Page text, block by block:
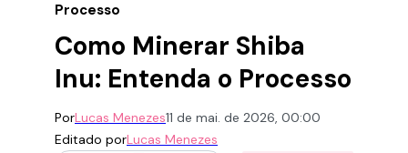
Processo
Como Minerar Shiba
Inu: Entenda o Processo
PorLucas Menezes11 de mai. de 2026, 00:00
Editado porLucas Menezes